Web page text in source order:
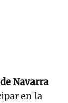
Navarra
en la